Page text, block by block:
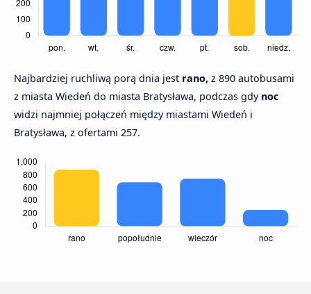
Najbardziej ruchliwą porą dnia jest rano, z 890 autobusami
z miasta Wiedeń do miasta Bratysława, podczas gdy noc
widzi najmniej połączeń między miastami Wiedeń i
Bratysława, z ofertami 257.